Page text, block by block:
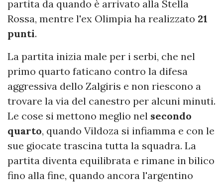
partita da quando è arrivato alla Stella
Rossa, mentre l'ex Olimpia ha realizzato 21
punti.
La partita inizia male per i serbi, che nel
primo quarto faticano contro la difesa
aggressiva dello Zalgiris e non riescono a
trovare la via del canestro per alcuni minuti.
Le cose si mettono meglio nel secondo
quarto, quando Vildoza si infiamma e con le
sue giocate trascina tutta la squadra. La
partita diventa equilibrata e rimane in bilico
fino alla fine, quando ancora l'argentino